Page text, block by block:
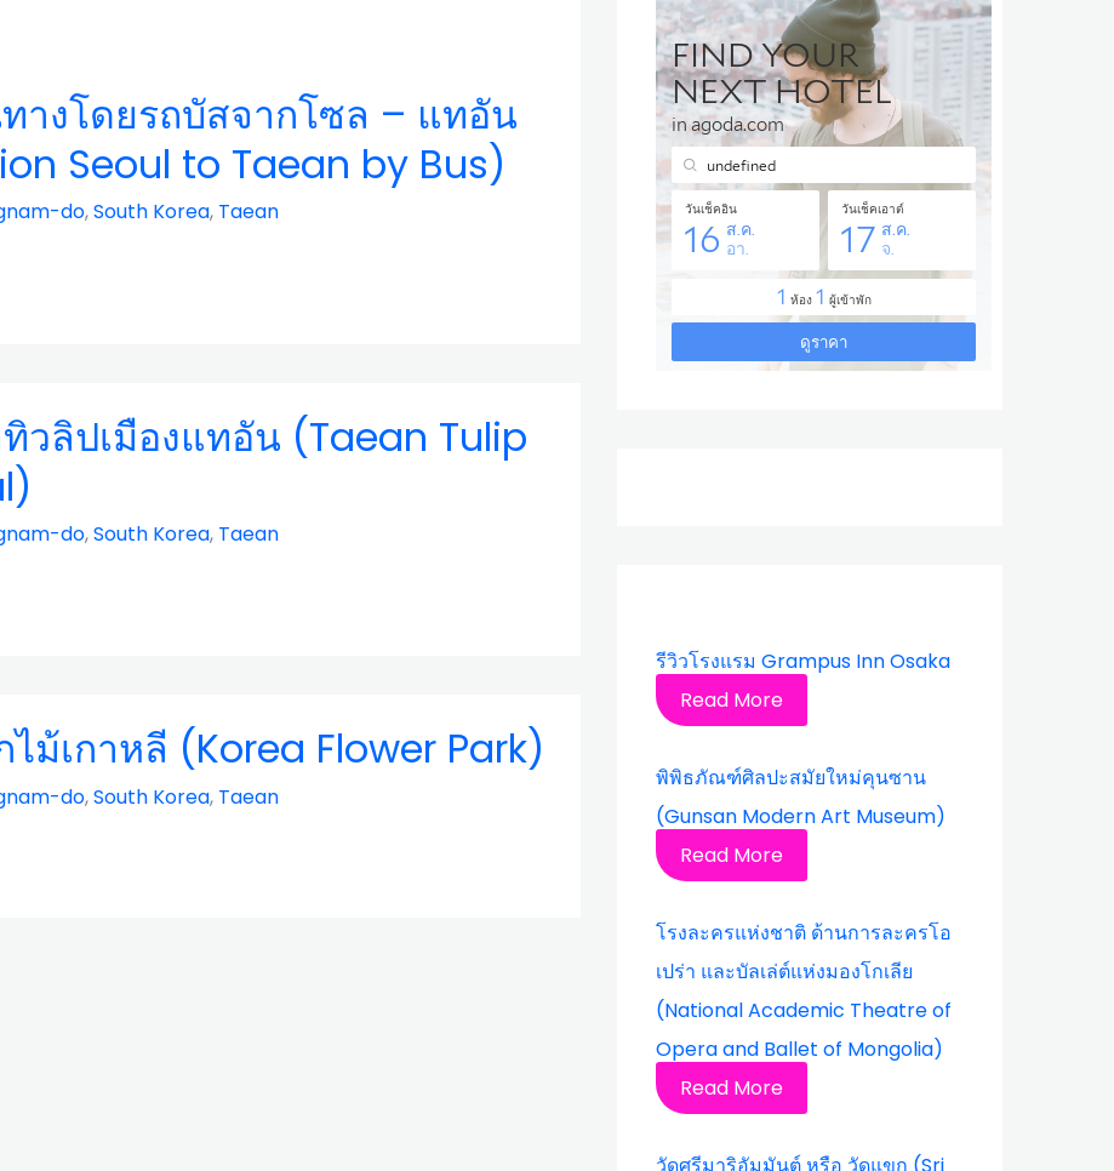
างโดยรถบัสจากโซล – แทอัน
Seoul to Taean by Bus)
do,South Korea, Taean
วลิปเมืองแทอัน (Taean Tulip
do,South Korea, Taean
ม้เกาหลี (Korea Flower Park)
do,South Korea, Taean
รีวิวโรงแรม Grampus Inn Osaka
Read More
พิพิธภัณฑ์ศิลปะสมัยใหม่คุนซาน
(Gunsan Modern Art Museum)
Read More
โรงละครแห่งชาติ ด้านการละครโอ
เปร่า และบัลเล่ต์แห่งมองโกเลีย
(National Academic Theatre of
Opera and Ballet of Mongolia)
Read More